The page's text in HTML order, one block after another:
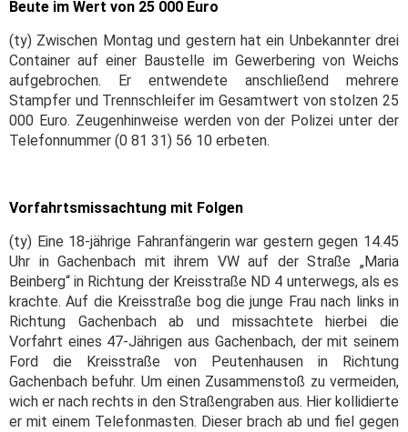
Beute im Wert von 25 000 Euro
(ty) Zwischen Montag und gestern hat ein Unbekannter drei
Container auf einer Baustelle im Gewerbering von Weichs
aufgebrochen. Er entwendete anschließend mehrere
Stampfer und Trennschleifer im Gesamtwert von stolzen 25
000 Euro. Zeugenhinweise werden von der Polizei unter der
Telefonnummer (0 81 31) 56 10 erbeten.
Vorfahrtsmissachtung mit Folgen
(ty) Eine 18-jährige Fahranfängerin war gestern gegen 14.45
Uhr in Gachenbach mit ihrem VW auf der Straße „Maria
Beinberg“ in Richtung der Kreisstraße ND 4 unterwegs, als es
krachte. Auf die Kreisstraße bog die junge Frau nach links in
Richtung Gachenbach ab und missachtete hierbei die
Vorfahrt eines 47-Jährigen aus Gachenbach, der mit seinem
Ford die Kreisstraße von Peutenhausen in Richtung
Gachenbach befuhr. Um einen Zusammenstoß zu vermeiden,
wich er nach rechts in den Straßengraben aus. Hier kollidierte
er mit einem Telefonmasten. Dieser brach ab und fiel gegen